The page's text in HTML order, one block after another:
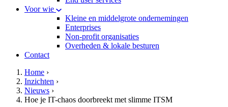
Voor wie
Kleine en middelgrote ondernemingen
Enterprises
Non-profit organisaties
Overheden & lokale besturen
Contact
hamburger
Kruimelpad
Home ›
Inzichten ›
Nieuws ›
Hoe je IT-chaos doorbreekt met slimme ITSM